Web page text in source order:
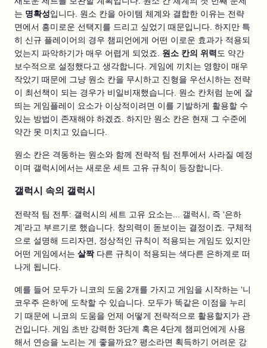
는 명확성입니다. 원소 칸을 아이템 체계와 결합한 이유는 전략
면에서 흥미로운 선택지를 드리고 싶었기 때문입니다. 하지만 특
히 신규 플레이어의 경우 챔피언에게 어떤 이로운 효과가 적용되
었는지 파악하기가 매우 어렵게 되었죠. 원소 칸의 위력 도 약간
보수적으로 설정했다고 생각합니다. 게임에 끼치는 영향이 매우
작았기 때문에 그냥 원소 칸을 무시하고 진형을 우선시하는 전략
이 최선책이 되는 경우가 비일비재했습니다. 원소 칸처럼 눈에 잘
띄는 게임플레이 요소가 이상적이려면 이를 기발하게 활용할 수
있는 방법이 존재해야 하겠죠. 하지만 원소 칸은 현재 그 수준에
약간 못 미치고 있습니다.
원소 칸은 격동하는 원소와 함께 전략적 팀 전투에서 사라질 예정
이며 갤럭시에서는 새로운 세트 고유 규칙이 등장합니다.
갤럭시 속의 갤럭시
전략적 팀 전투: 갤럭시의 세트 고유 요소는... 갤럭시, 즉 ‘은하
계’라고 부르기로 했습니다. 창의력이 돋보이는 결정이죠. 구체적
으로 설명해 드리자면, 정상적인 규칙이 적용되는 게임도 있지만
어떤 게임에서는 살짝다른 규칙이 적용되는 색다른 은하계로 떠
나게 됩니다.
예를 들어 모두가 니코의 도움 2개를 가지고 게임을 시작하는 ‘니
코우주 은하’에 도착할 수 있습니다. 모두가 똑같은 이점을 누리
기 때문에 니코의 도움을 언제 어떻게 전략적으로 활용할지가 관
건입니다. 게임 초반 강력한 3단계 혹은 4단계 챔피언에게 사용
해서 연승을 노리는 게 좋을까요? 평소라면 획득하기 어려운 강